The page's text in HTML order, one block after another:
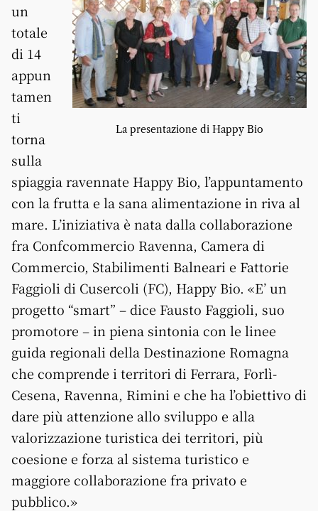
La presentazione di Happy Bio
un
totale
di 14
appun
tamen
ti
torna
sulla
spiaggia ravennate Happy Bio, l’appuntamento
con la frutta e la sana alimentazione in riva al
mare. L’iniziativa è nata dalla collaborazione
fra Confcommercio Ravenna, Camera di
Commercio, Stabilimenti Balneari e Fattorie
Faggioli di Cusercoli (FC), Happy Bio. «E’ un
progetto “smart” – dice Fausto Faggioli, suo
promotore – in piena sintonia con le linee
guida regionali della Destinazione Romagna
che comprende i territori di Ferrara, Forlì-
Cesena, Ravenna, Rimini e che ha l’obiettivo di
dare più attenzione allo sviluppo e alla
valorizzazione turistica dei territori, più
coesione e forza al sistema turistico e
maggiore collaborazione fra privato e
pubblico.»